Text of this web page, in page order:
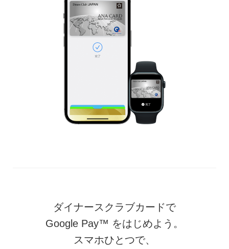
ダイナースクラブカードで
Google Pay™ をはじめよう。
スマホひとつで、